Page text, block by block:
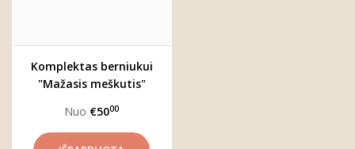
Komplektas berniukui
"Mažasis meškutis"
Nuo €5000